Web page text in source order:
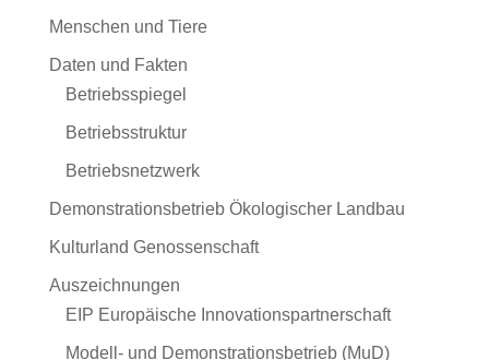
Menschen und Tiere
Daten und Fakten
Betriebsspiegel
Betriebsstruktur
Betriebsnetzwerk
Demonstrationsbetrieb Ökologischer Landbau
Kulturland Genossenschaft
Auszeichnungen
EIP Europäische Innovationspartnerschaft
Modell- und Demonstrationsbetrieb (MuD)